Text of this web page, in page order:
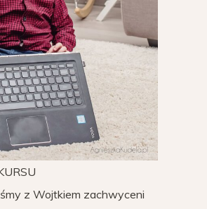
z Wojtkiem zachwyceni